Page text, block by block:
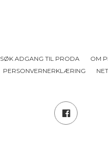
SØK ADGANG TIL PRODA OM
PERSONVERNERKLÆRING